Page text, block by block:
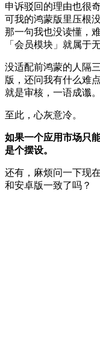
申诉驳回的理由也很
可我的鸿蒙版里压根
那一句我也没读懂，
「会员模块」就属于
没适配前鸿蒙的人隔
版，还问我有什么难
就是审核，一语成谶。
至此，心灰意冷。
如果一个应用市场只
是个摆设。
还有，麻烦问一下现
和安卓版一致了吗？